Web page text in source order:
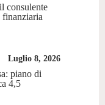
consulente
finanziaria
Luglio 8, 2026
piano di
4,5